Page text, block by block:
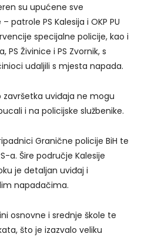
su upućene sve
patrole PS Kalesija i OKP PU
specijalne policije, kao i
PS Živinice i PS Zvornik, s
udaljili s mjesta napada.
završetka uviđaja ne mogu
i na policijske službenike.
Granične policije BiH te
a. Šire područje Kalesije
je detaljan uviđaj i
napadačima.
osnovne i srednje škole te
što je izazvalo veliku